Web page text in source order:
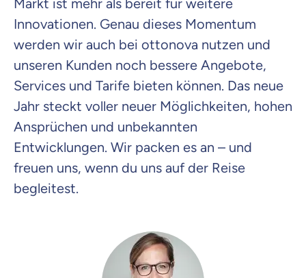
Markt ist mehr als bereit für weitere
Innovationen. Genau dieses Momentum
werden wir auch bei ottonova nutzen und
unseren Kunden noch bessere Angebote,
Services und Tarife bieten können. Das neue
Jahr steckt voller neuer Möglichkeiten, hohen
Ansprüchen und unbekannten
Entwicklungen. Wir packen es an – und
freuen uns, wenn du uns auf der Reise
begleitest.